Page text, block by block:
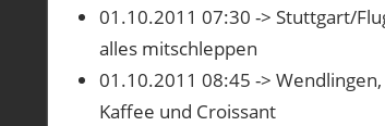
01.10.2011 07:30 -> Stuttgart/
alles mitschleppen
01.10.2011 08:45 ->
Kaffee und Croissant